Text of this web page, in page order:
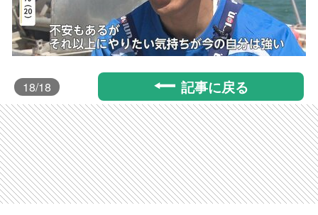
18/18 記事に戻る